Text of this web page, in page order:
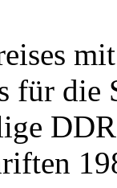
für die